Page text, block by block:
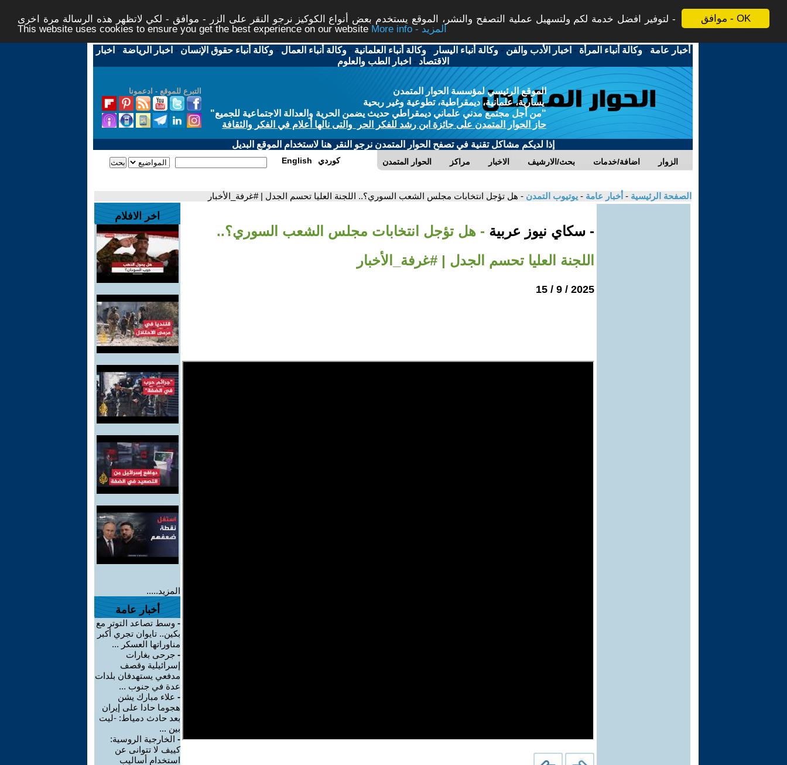
موافق - OK
لتوفير افضل خدمة لكم ولتسهيل عملية التصفح والنشر، الموقع يستخدم بعض أنواع الكوكيز نرجو النقر على الزر - موافق - لكي لاتظهر هذه الرسالة مرة اخرى -
This website uses cookies to ensure you get the best experience on our website
More info - المزيد
أخبار عامة -وكالة أنباء المرأة - اخبار الأدب والفن -وكالة أنباء اليسار -وكالة أنباء العلمانية -وكالة أنباء العمال -وكالة أنباء حقوق الإنسان - اخبار الرياضة - اخبار
الاقتصاد - اخبار الطب والعلوم
التبرع للموقع - ادعمونا
الموقع الرئيسي لمؤسسة الحوار المتمدن
يسارية، علمانية، ديمقراطية، تطوعية وغير ربحية
"من أجل مجتمع مدني علماني ديمقراطي حديث يضمن الحرية والعدالة الاجتماعية للجميع"
حاز الحوار المتمدن على جائزة ابن رشد للفكر الحر والتى نالها أعلام في الفكر والثقافة
إذا لديكم مشاكل تقنية في تصفح الحوار المتمدن نرجو النقر هنا لاستخدام الموقع البديل
الحوار المتمدن مراكز الاخبار بحث/الارشيف اضافة/خدمات الزوار English كوردي
الصفحة الرئيسية - أخبار عامة - يوتيوب التمدن - هل تؤجل انتخابات مجلس الشعب السوري؟.. اللجنة العليا تحسم الجدل | #غرفة_الأخبار
- سكاي نيوز عربية - هل تؤجل انتخابات مجلس الشعب السوري؟..
اللجنة العليا تحسم الجدل | #غرفة_الأخبار
2025 / 9 / 15
اخر الافلام
المزيد.....
أخبار عامة
- وسط تصاعد التوتر مع
بكين.. تايوان تجري أكبر
مناوراتها العسكر ...
- جرحى بغارات
إسرائيلية وقصف
مدفعي يستهدفان بلدات
عدة في جنوب ...
- علاء مبارك يشن
هجوما حادا على إيران
بعد حادث دمياط: -ليت
بين ...
- الخارجية الروسية:
كييف لا تتوانى عن
استخدام أساليب